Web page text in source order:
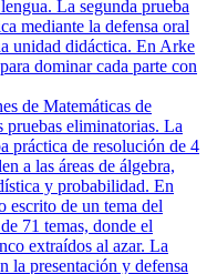
La segunda prueba
mediante la defensa oral
unidad didáctica. En Arke
dominar cada parte con
de Matemáticas de
pruebas eliminatorias. La
práctica de resolución de 4
a las áreas de álgebra,
y probabilidad. En
escrito de un tema del
71 temas, donde el
extraídos al azar. La
la presentación y defensa